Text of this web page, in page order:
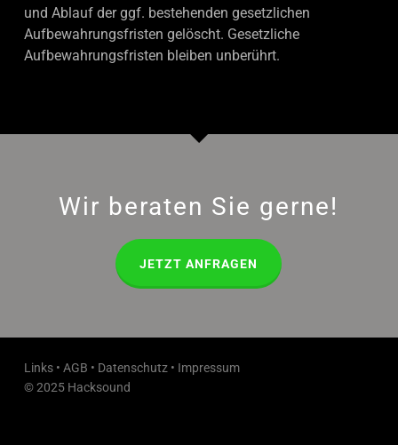
und Ablauf der ggf. bestehenden gesetzlichen
Aufbewahrungsfristen gelöscht. Gesetzliche
Aufbewahrungsfristen bleiben unberührt.
Wir beraten Sie gerne!
JETZT ANFRAGEN
Links• AGB • Datenschutz• Impressum
© 2025 Hacksound